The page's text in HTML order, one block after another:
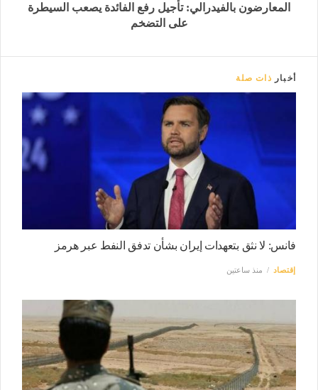
المعارضون بالفيدرالي: تأجيل رفع الفائدة يصعب السيطرة
على التضخم
أخبار ذات صلة
فانس: لا نثق بتعهدات إيران بشأن تدفق النفط عبر هرمز
إقتصاد منذ ساعتين